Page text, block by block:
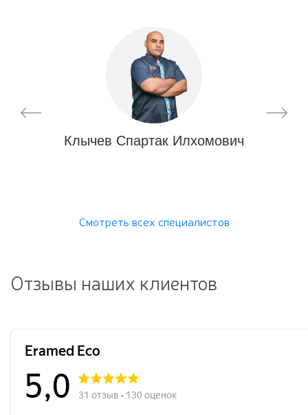
Тошев Акмал Сайфуллаевич
Смотреть всех специалистов
Отзывы наших клиентов